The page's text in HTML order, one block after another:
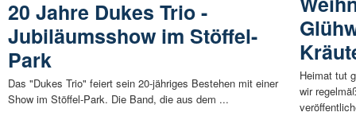
20 Jahre Dukes Trio -
Jubiläumsshow im Stöffel-
Park
Das "Dukes Trio" feiert sein 20-jähriges Bestehen mit einer
Show im Stöffel-Park. Die Band, die aus dem ...
Heimat tut
wir